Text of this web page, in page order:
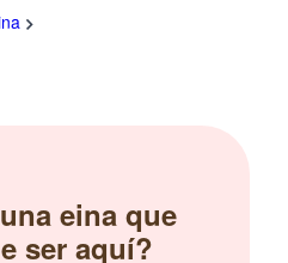
eina que
ser aquí?